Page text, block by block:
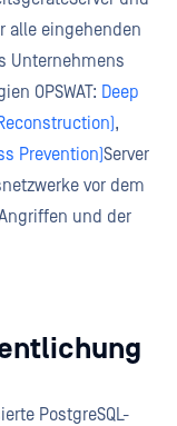
alle eingehenden
Unternehmens
OPSWAT: Deep
,
Prevention)Server
vor dem
und der
PostgreSQL-